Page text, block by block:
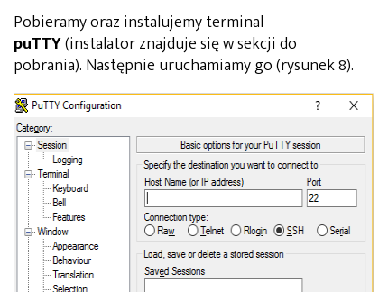
Pobieramy oraz instalujemy terminal
puTTY(instalator znajduje się w sekcji do
pobrania). Następnie uruchamiamy go (rysunek 8).